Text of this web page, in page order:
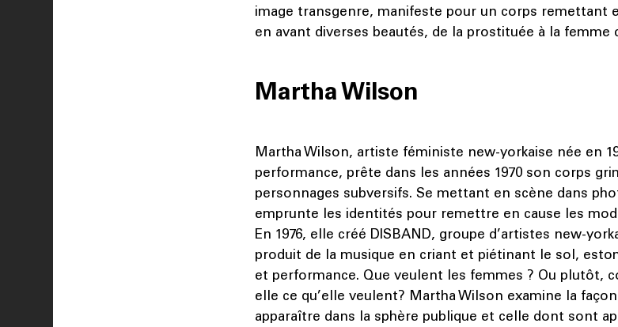
image transgenre, manifeste pour un corps remettant
en avant diverses beautés, de la prostituée à la femme
Martha Wilson
Martha Wilson, artiste féministe new-yorkaise née en
performance, prête dans les années 1970 son corps
personnages subversifs. Se mettant en scène dans
emprunte les identités pour remettre en cause les
En 1976, elle créé DISBAND, groupe d’artistes new-
produit de la musique en criant et piétinant le sol,
et performance. Que veulent les femmes ? Ou plutôt,
elle ce qu’elle veulent? Martha Wilson examine la
apparaître dans la sphère publique et celle dont sont